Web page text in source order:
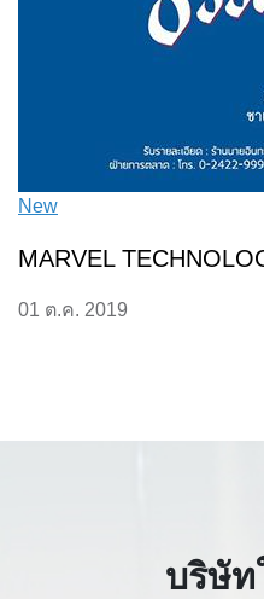
New
MARVEL
01 ต.ค. 2019
บริษัท